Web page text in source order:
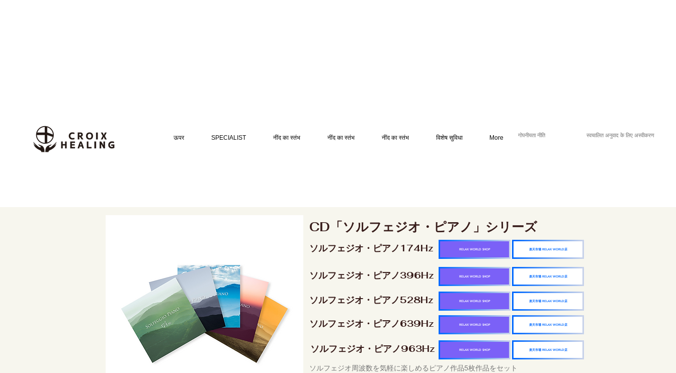
ऊपर SPECIALIST नींद का स्तंभ नींद का स्तंभ नींद का स्तंभ विशेष सुविधा More गोपनीयता नीति स्वचालित अनुवाद के लिए अस्वीकरण
CD「ソルフェジオ・ピアノ」シリーズ
ソルフェジオ・ピアノ174Hz 楽天市場 RELAX WORLD店
RELAX WORLD SHOP
ソルフェジオ・ピアノ396Hz 楽天市場 RELAX WORLD店
RELAX WORLD SHOP
ソルフェジオ・ピアノ528Hz 楽天市場 RELAX WORLD店
RELAX WORLD SHOP
ソルフェジオ・ピアノ639Hz 楽天市場 RELAX WORLD店
RELAX WORLD SHOP
ソルフェジオ・ピアノ963Hz 楽天市場 RELAX WORLD店
RELAX WORLD SHOP
ソルフェジオ周波数を気軽に楽しめるピアノ作品5枚作品をセット